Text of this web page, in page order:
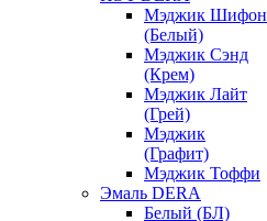
Мэджик Шифон
(Белый)
Мэджик Сэнд
(Крем)
Мэджик Лайт
(Грей)
Мэджик
(Графит)
Мэджик Тоффи
Эмаль DERA
Белый (БЛ)